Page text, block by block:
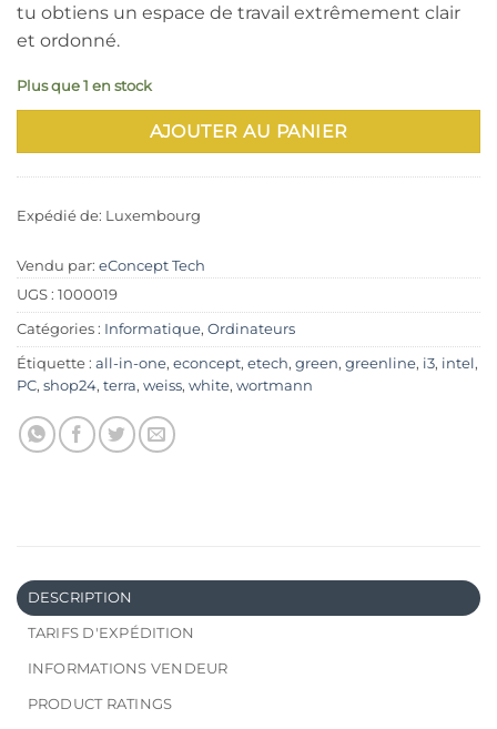
tu obtiens un espace de travail extrêmement clair
et ordonné.
Plus que 1 en stock
AJOUTER AU PANIER
Expédié de: Luxembourg
Vendu par: eConcept Tech
UGS : 1000019
Catégories : Informatique, Ordinateurs
Étiquette : all-in-one, econcept, etech, green, greenline, i3, intel,
PC, shop24, terra, weiss, white, wortmann
DESCRIPTION
TARIFS D'EXPÉDITION
INFORMATIONS VENDEUR
PRODUCT RATINGS